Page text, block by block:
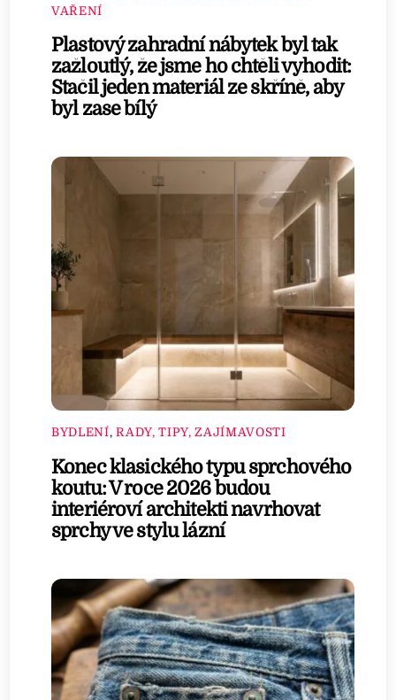
VAŘENÍ
Plastový zahradní nábytek byl tak
zažloutlý, že jsme ho chtěli vyhodit:
Stačil jeden materiál ze skříně, aby
byl zase bílý
BYDLENÍ,RADY, TIPY, ZAJÍMAVOSTI
Konec klasického typu sprchového
koutu: V roce 2026 budou
interiéroví architekti navrhovat
sprchy ve stylu lázní